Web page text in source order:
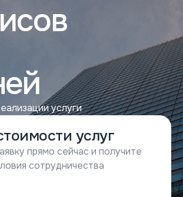
услуги
услуг
прямо сейчас и получите
сотрудничества